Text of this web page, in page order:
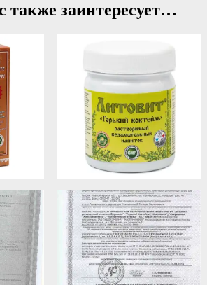
также заинтересует…